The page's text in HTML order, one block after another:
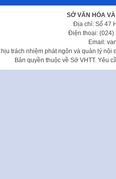
SỞ VĂN HÓA
Địa chỉ: Số 47
Điện thoại: (024)
Email:
trách nhiệm phát ngôn và quản lý nội
Bản quyền thuộc về Sở VHTT. Yêu